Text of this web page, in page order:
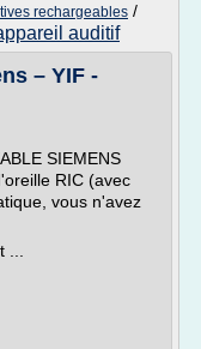
rechargeables /
auditif
– YIF -
SIEMENS
RIC (avec
vous n'avez